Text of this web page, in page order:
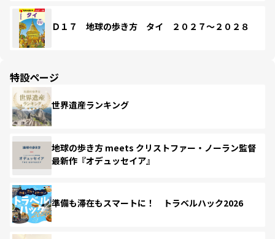
Ｄ１７ 地球の歩き方 タイ ２０２７～２０２８
特設ページ
世界遺産ランキング
地球の歩き方 meets クリストファー・ノーラン監督
最新作『オデュッセイア』
準備も滞在もスマートに！ トラベルハック2026